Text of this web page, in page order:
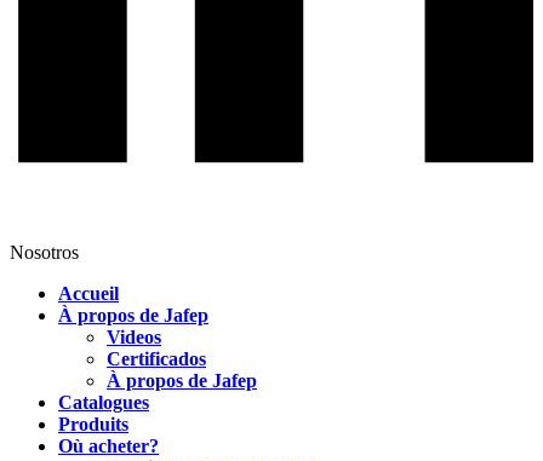
Nosotros
Accueil
À propos de Jafep
Videos
Certificados
À propos de Jafep
Catalogues
Produits
Où acheter?